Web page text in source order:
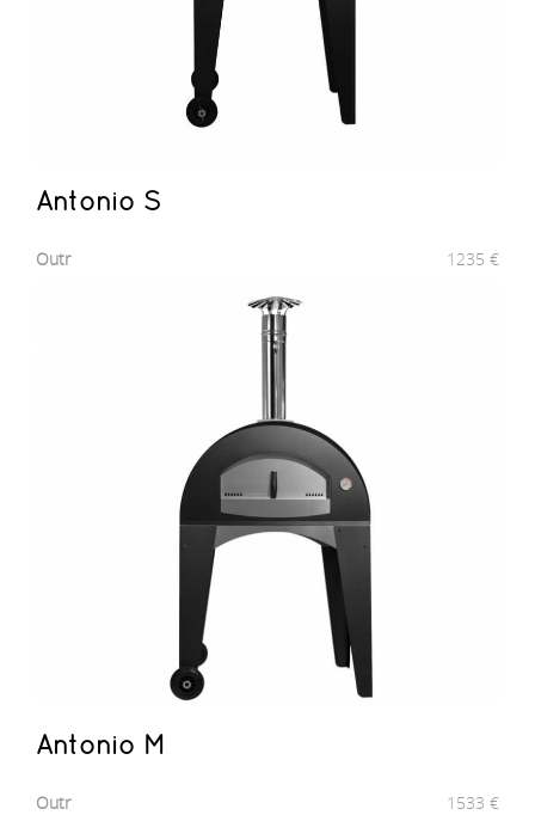
Antonio S
Outr 1235 €
Antonio M
Outr 1533 €